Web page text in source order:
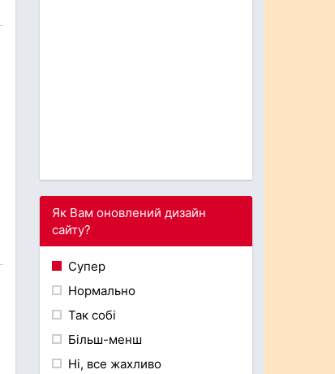
Як Вам оновлений дизайн
сайту?
Супер
Нормально
Так собі
Більш-менш
Ні, все жахливо